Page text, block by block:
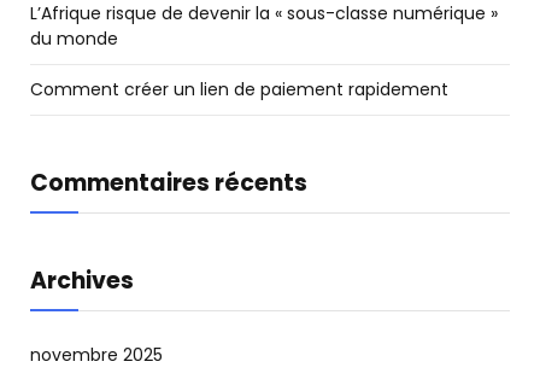
L’Afrique risque de devenir la « sous-classe numérique »
du monde
Comment créer un lien de paiement rapidement
Commentaires récents
Archives
novembre 2025